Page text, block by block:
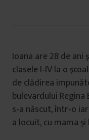
Ioana are 28 de
clasele I‐IV la o
de clădirea
bulevardului
s‐a născut, într‐o
a locuit, cu mama şi